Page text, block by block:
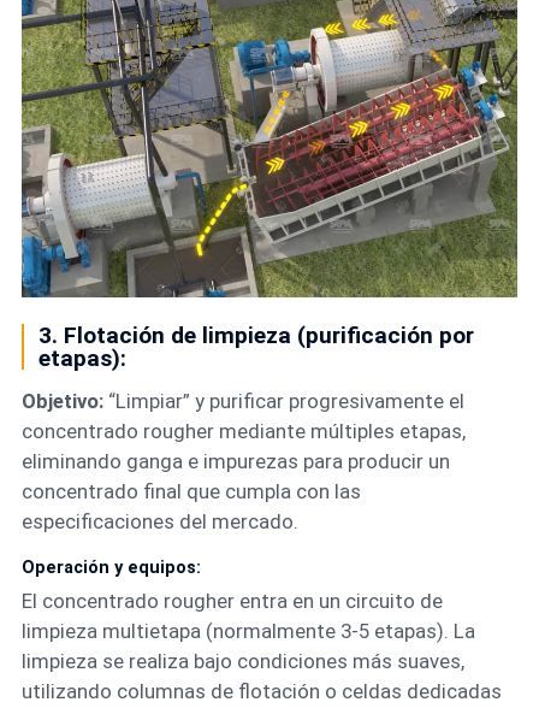
3. Flotación de limpieza (purificación por
etapas):
Objetivo:“Limpiar” y purificar progresivamente el
concentrado rougher mediante múltiples etapas,
eliminando ganga e impurezas para producir un
concentrado final que cumpla con las
especificaciones del mercado.
Operación y equipos:
El concentrado rougher entra en un circuito de
limpieza multietapa (normalmente 3-5 etapas). La
limpieza se realiza bajo condiciones más suaves,
utilizando columnas de flotación o celdas dedicadas